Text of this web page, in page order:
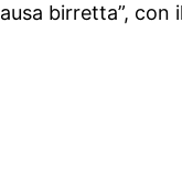
birretta”, con il